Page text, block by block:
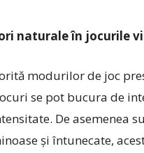
naturale în jocurile
modurilor de joc
se pot bucura de
De asemenea
și întunecate,